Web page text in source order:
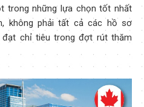
trong những lựa chọn tốt nhất
không phải tất cả các hồ sơ
đạt chỉ tiêu trong đợt rút thăm